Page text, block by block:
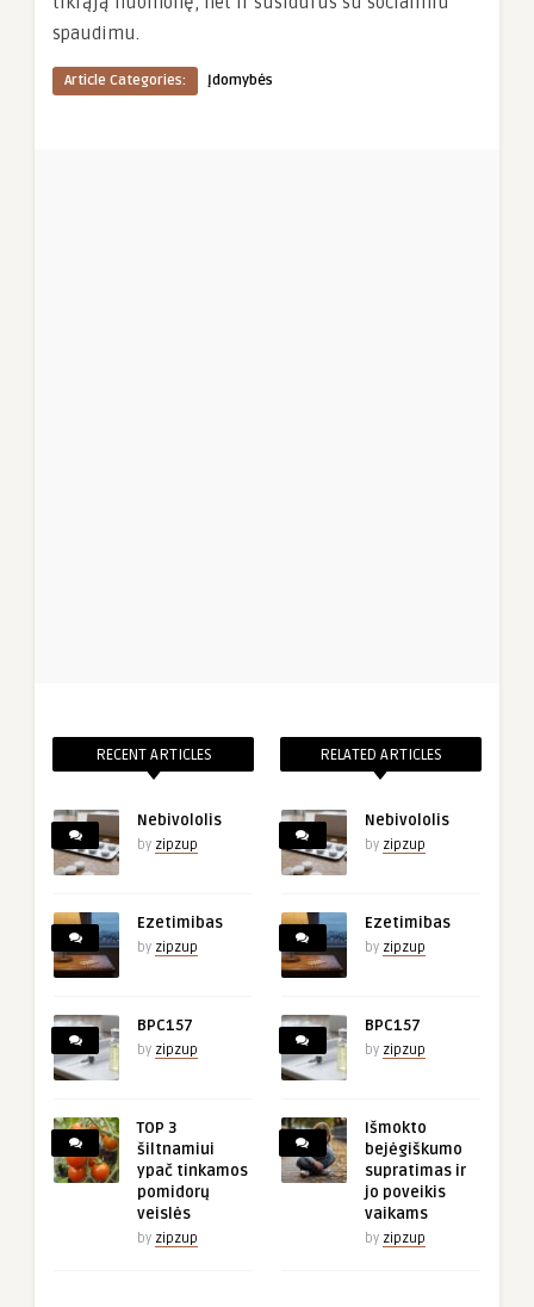
spaudimu.
Article Categories: Įdomybės
RECENT ARTICLES
Nebivololis
by zipzup
Ezetimibas
by zipzup
BPC157
by zipzup
TOP 3
šiltnamiui
ypač tinkamos
pomidorų
veislės
by zipzup
RELATED ARTICLES
Nebivololis
by zipzup
Ezetimibas
by zipzup
BPC157
by zipzup
Išmokto
bejėgiškumo
supratimas ir
jo poveikis
vaikams
by zipzup